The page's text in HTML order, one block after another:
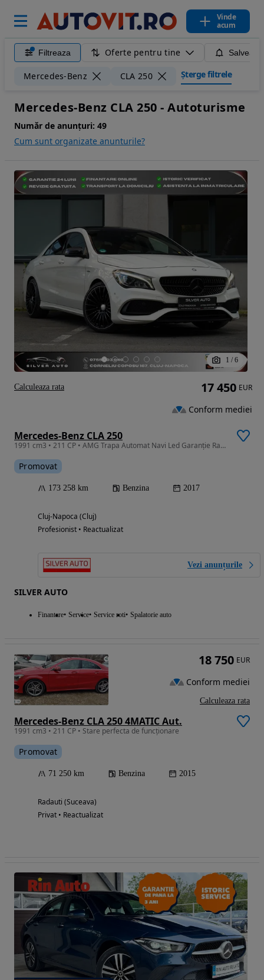
Vinde
acum
Filtreaza Oferte pentru tine
Mercedes-Benz CLA 250 Șterge filtrele
Mercedes-Benz CLA 250 - Autoturisme
Număr de anunțuri: 49
Cum sunt organizate anunturile?
1 / 6
Mercedes-Benz CLA 250
1991 cm3 • 211 CP • AMG Trapa Automat Navi Led Garanție Rate Revizie
Promovat
173 258 km Benzina 2017
Cluj-Napoca (Cluj)
Profesionist • Reactualizat
Vezi anunțurile
SILVER AUTO
Finantare Service Service roti Spalatorie auto
17 450 EUR
Conform mediei
Calculeaza rata
Mercedes-Benz CLA 250 4MATIC Aut.
1991 cm3 • 211 CP • Stare perfecta de funcționare
Promovat
71 250 km Benzina 2015
Radauti (Suceava)
Privat • Reactualizat
18 750 EUR
Conform mediei
Calculeaza rata